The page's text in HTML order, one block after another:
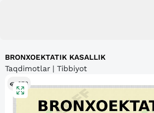
BRONXOEKTATIK KASALLIK
Taqdimotlar | Tibbiyot
973